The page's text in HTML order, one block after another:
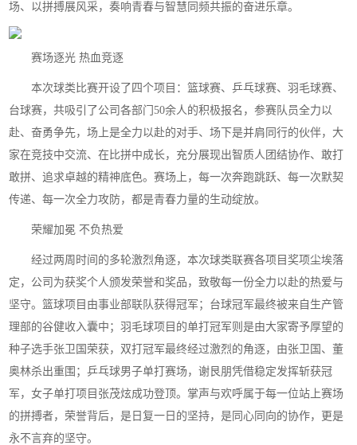
场、以拼搏展风采，奏响青春与智慧同频共振的奋进乐章。
赛场逐光 热血竞逐
本次球类比赛开设了四个项目：篮球赛、乒乓球赛、羽毛球赛、
台球赛，共吸引了公司各部门50余人的积极报名，参赛队员全力以
赴、奋勇争先，场上是全力以赴的对手、场下是并肩同行的伙伴，大
家在竞技中交流、在比拼中成长，充分展现出智质人团结协作、敢打
敢拼、追求卓越的精神底色。赛场上，每一次奔跑跳跃、每一次默契
传递、每一次全力攻防，都是青春力量的生动绽放。
荣耀加冕 不负热爱
经过两周时间的多轮激烈角逐，本次球类联赛各项目奖项尘埃落
定，公司为获奖个人颁发荣誉和奖品，致敬每一份全力以赴的热爱与
坚守。篮球项目由事业部联队获得冠军；台球冠军最终被来自生产管
理部的谷健收入囊中；羽毛球项目的单打冠军则是由大家寄予厚望的
种子选手张卫国荣获，双打冠军最终经过激烈的角逐，由张卫国、董
奥林杀出重围；乒乓球男子单打赛场，谢艮朋凭借稳定发挥斩获冠
军，女子单打项目张茂炫成功登顶。掌声与欢呼属于每一位站上赛场
的拼搏者，荣誉背后，是日复一日的坚持，是同心同向的协作，更是
永不言弃的坚守。